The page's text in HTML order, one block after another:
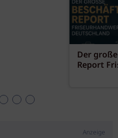
Der
Report
Anzeige